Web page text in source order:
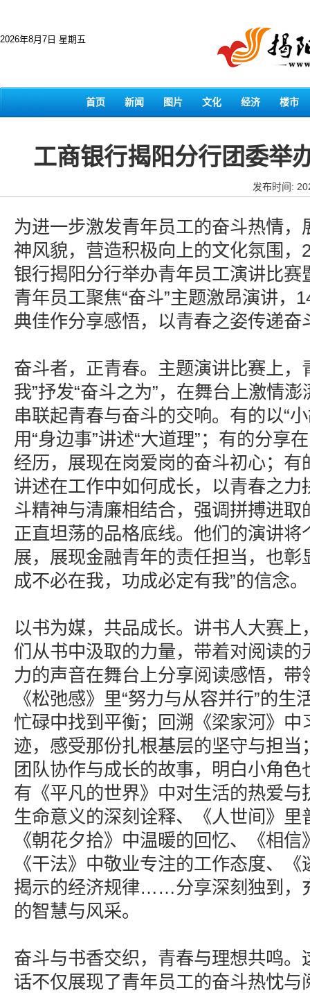
2026年8月7日 星期五
首页 新闻 图片 文化 经济 楼市
工商银行揭阳分行团委举
发布时间:
为进一步激发青年员工的奋斗热情，
神风貌，营造积极向上的文化氛围，
银行揭阳分行举办青年员工演讲比赛
青年员工聚焦“奋斗”主题激昂演讲，
典佳作分享感悟，以青春之姿传递奋
奋斗者，正青春。主题演讲比赛上，
我”抒发“奋斗之为”，在舞台上激情
串联起青春与奋斗的交响。有的以“
用“身边事”讲述“大道理”；有的分享
经历，展现在岗爱岗的奋斗初心；有
讲述在工作中如何成长，以青春之力
斗精神与清廉相结合，强调拼搏进取
正直坦荡的品格底线。他们的演讲将
展，展现金融青年的责任担当，也彰
成不必在我，功成必定有我”的信念。
以书为媒，共品成长。讲书人大赛上
们从书中汲取的力量，带着对阅读的
力的声音在舞台上分享阅读感悟，带
《松弛感》里“努力与从容并行”的生
忙碌中找到平衡；回溯《梁家河》中
迹，感受那份扎根基层的坚守与担当
团队协作与成长的故事，明白小角
有《平凡的世界》中对生活的热爱与
生命意义的深刻诠释、《人世间》里
《朝花夕拾》中温暖的回忆、《相
《干法》中敬业专注的工作态度、
揭示的经济规律……分享深刻独到，
的智慧与风采。
奋斗与书香交织，青春与理想共鸣。
话不仅展现了青年员工的奋斗热忱与